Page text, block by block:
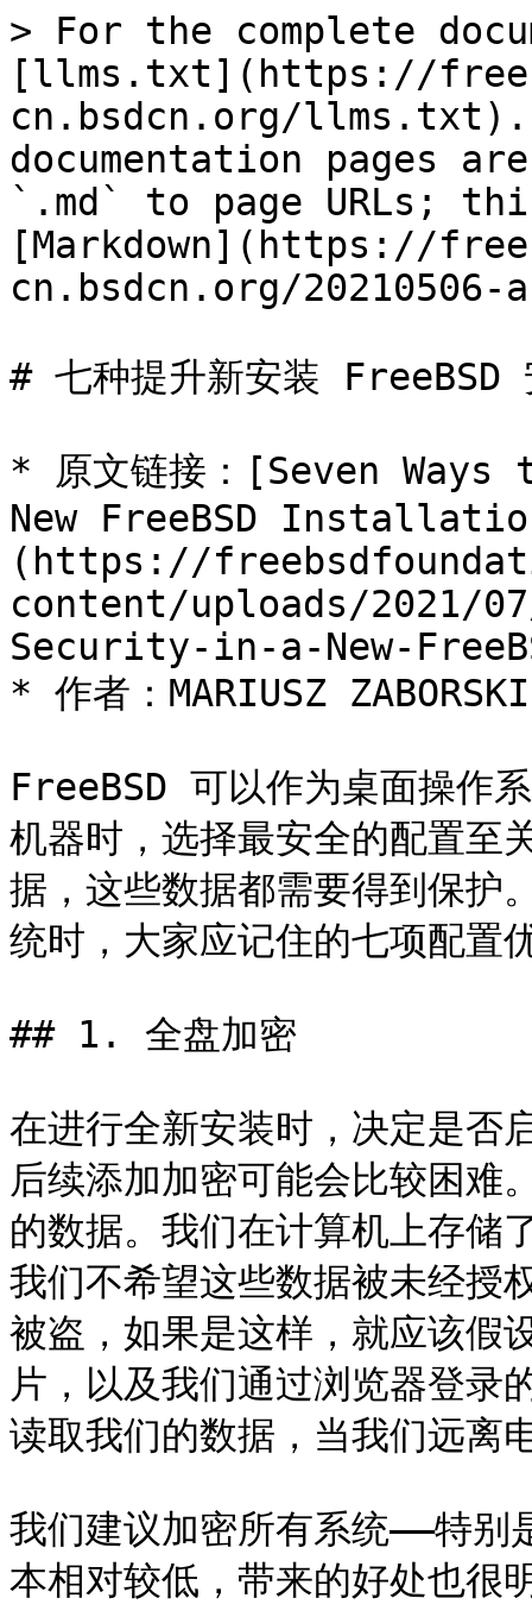
> For the complete
[llms.txt](https://
cn.bsdcn.org/llms.txt).
documentation pages
`.md` to page URLs;
[Markdown](https://
cn.bsdcn.org/
# 七种提升新安装 FreeBSD
* 原文链接：[Seven
New FreeBSD
(https://
content/uploads/2021/
Security-in-a-New-
* 作者：MARIUSZ ZABORSKI
FreeBSD 可以作为桌面操作
机器时，选择最安全的配置至
据，这些数据都需要得到保
统时，大家应记住的七项配置
## 1. 全盘加密
在进行全新安装时，决定是否
后续添加加密可能会比较困难
的数据。我们在计算机上存储
我们不希望这些数据被未经授
被盗，如果是这样，就应该假
片，以及我们通过浏览器登录
读取我们的数据，当我们远离
我们建议加密所有系统——特别
本相对较低，带来的好处也很